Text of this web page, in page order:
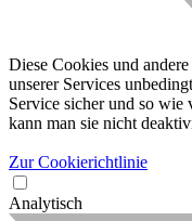
Diese Cookies und
unserer Services
Service sicher und so
kann man sie nicht
Zur Cookierichtlinie
Analytisch